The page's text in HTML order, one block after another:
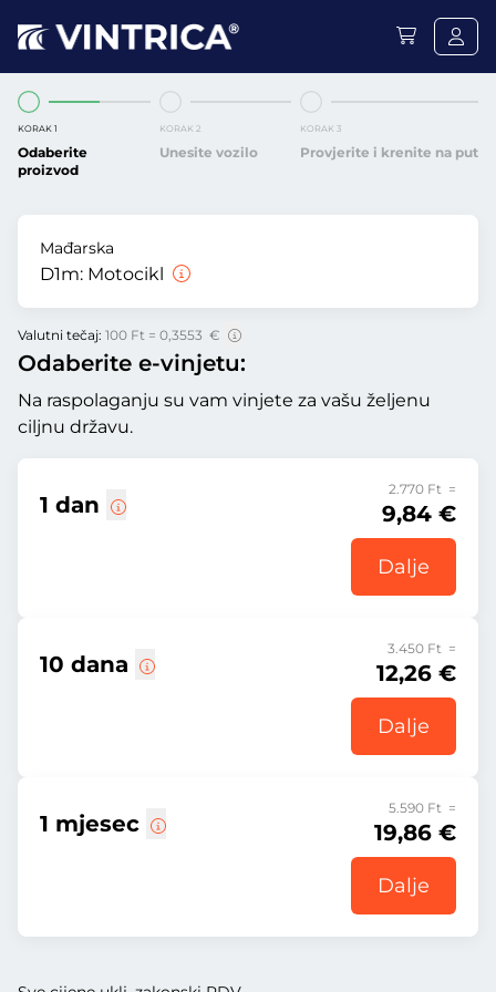
KORAK 1
Odaberite
proizvod
KORAK 2
Unesite vozilo
KORAK 3
Provjerite i krenite na put
Mađarska
D1m: Motocikl
Valutni tečaj: 100 Ft = 0,3553 €
Odaberite e-vinjetu:
Na raspolaganju su vam vinjete za vašu željenu
ciljnu državu.
1 dan
2.770 Ft =
9,84 €
Dalje
10 dana
3.450 Ft =
12,26 €
Dalje
1 mjesec
5.590 Ft =
19,86 €
Dalje